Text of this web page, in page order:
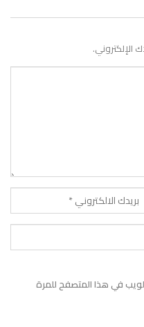
الإلكتروني.
في هذا المتصفح للمرة